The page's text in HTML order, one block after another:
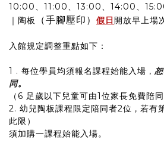
10:00、11:00、13:00、14:00、
｜陶板
（手腳壓印） 假日開放早上場
入館規定調整重點如下：
1 . 每位學員均須報名課程始能入場 ,
同。
（6 足歲以下兒童可由1位家長免費陪同
2. 幼兒陶板課程限定陪同者2位 , 若有
此限）
須加購一課程始能入場。